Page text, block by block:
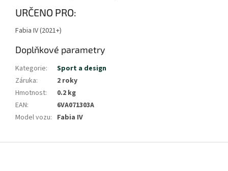
URČENO PRO:
Fabia IV (2021+)
Doplňkové parametry
Kategorie:
Sport a design
Záruka:
2 roky
Hmotnost:
0.2 kg
EAN:
6VA071303A
Model vozu: Fabia IV